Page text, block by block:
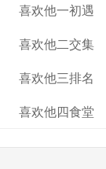
喜欢他一初遇
喜欢他二交集
喜欢他三排名
喜欢他四食堂